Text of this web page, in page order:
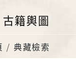
古籍輿圖
典藏檢索